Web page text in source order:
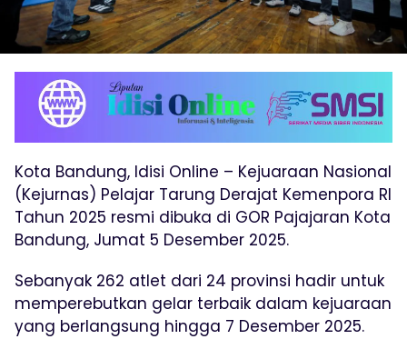
Kota Bandung, Idisi Online – Kejuaraan Nasional
(Kejurnas) Pelajar Tarung Derajat Kemenpora RI
Tahun 2025 resmi dibuka di GOR Pajajaran Kota
Bandung, Jumat 5 Desember 2025.
Sebanyak 262 atlet dari 24 provinsi hadir untuk
memperebutkan gelar terbaik dalam kejuaraan
yang berlangsung hingga 7 Desember 2025.